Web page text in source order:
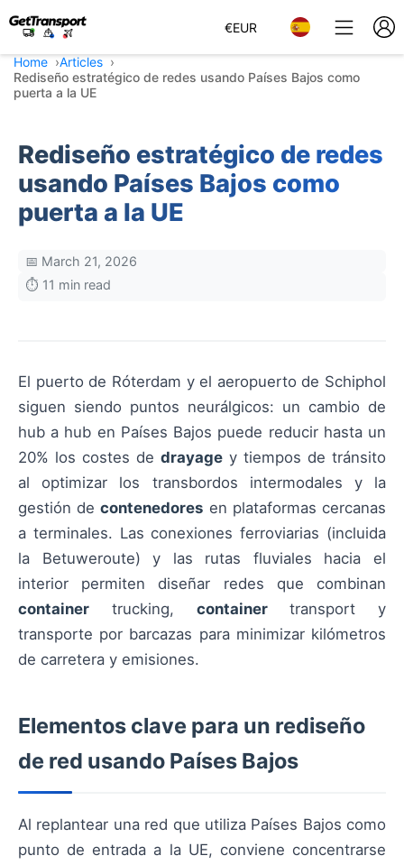
€EUR
Home
Articles
Rediseño estratégico de redes usando Países Bajos como
puerta a la UE
Rediseño estratégico de redes
usando Países Bajos como
puerta a la UE
📅 March 21, 2026
⏱️ 11 min read
El puerto de Róterdam y el aeropuerto de Schiphol
siguen siendo puntos neurálgicos: un cambio de
hub a hub en Países Bajos puede reducir hasta un
20% los costes de drayage y tiempos de tránsito
al optimizar los transbordos intermodales y la
gestión decontenedores en plataformas cercanas
a terminales. Las conexiones ferroviarias (incluida
la Betuweroute) y las rutas fluviales hacia el
interior permiten diseñar redes que combinan
container trucking, containertransport y
transporte por barcazas para minimizar kilómetros
de carretera y emisiones.
Elementos clave para un rediseño
de red usando Países Bajos
Al replantear una red que utiliza Países Bajos como
punto de entrada a la UE, conviene concentrarse